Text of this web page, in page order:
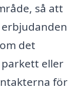
så att
det
eller
för